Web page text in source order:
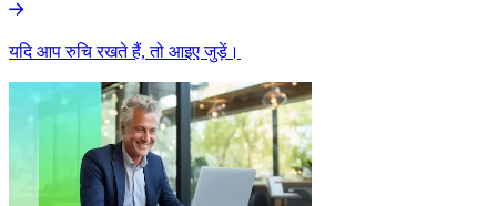
यदि आप रुचि रखते हैं, तो आइए जुड़ें।​​